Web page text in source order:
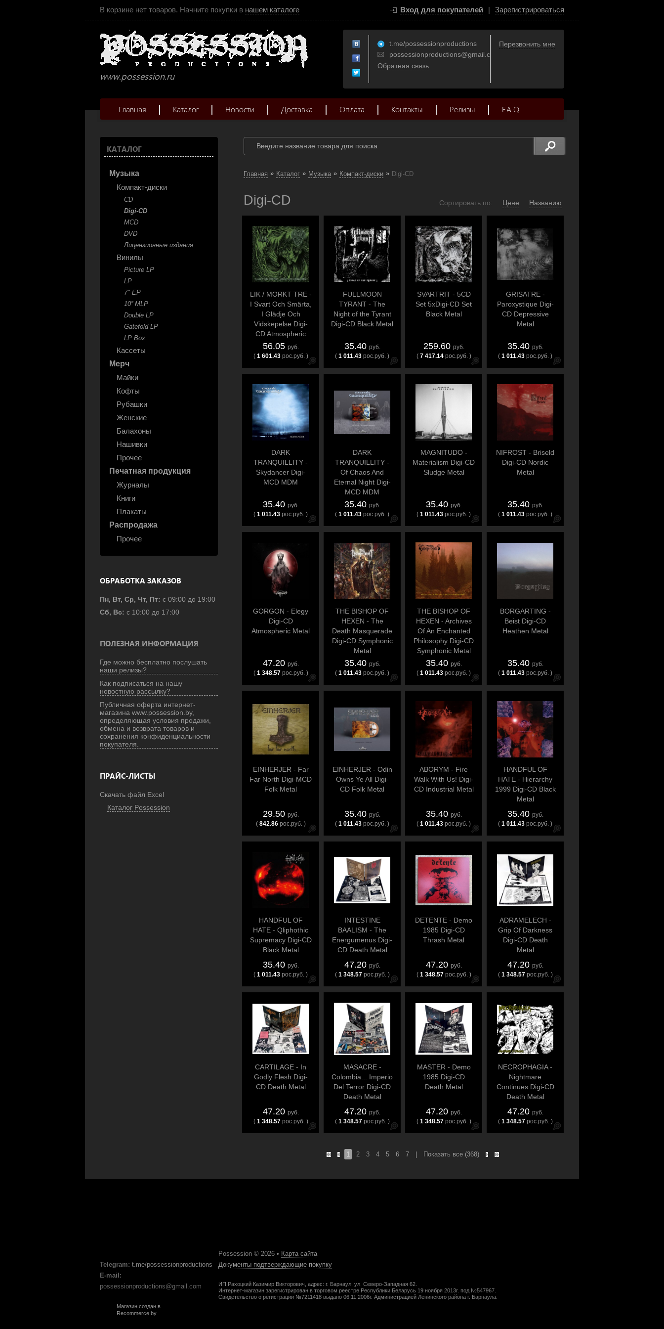
В корзине нет товаров. Начните покупки в нашем каталоге Вход для покупателей | Зарегистрироваться
www.possession.ru
t.me/possessionproductions
possessionproductions@gmail.com
Обратная связь
Перезвонить мне
Главная Каталог Новости Доставка Оплата Контакты Релизы F.A.Q.
КАТАЛОГ
Музыка
Компакт-диски
CD
Digi-CD
MCD
DVD
Лицензионные издания
Винилы
Picture LP
LP
7" EP
10'' MLP
Double LP
Gatefold LP
LP Box
Кассеты
Мерч
Майки
Кофты
Рубашки
Женские
Балахоны
Нашивки
Прочее
Печатная продукция
Журналы
Книги
Плакаты
Распродажа
Прочее
ОБРАБОТКА ЗАКАЗОВ
Пн, Вт, Ср, Чт, Пт: с 09:00 до 19:00
Сб, Вс: с 10:00 до 17:00
ПОЛЕЗНАЯ ИНФОРМАЦИЯ
Где можно бесплатно послушать
наши релизы?
Как подписаться на нашу
новостную рассылку?
Публичная оферта интернет-
магазина www.possession.by,
определяющая условия продажи,
обмена и возврата товаров и
сохранения конфиденциальности
покупателя.
ПРАЙС-ЛИСТЫ
Скачать файл Excel
Каталог Possession
Главная » Каталог » Музыка » Компакт-диски » Digi-CD
Digi-CD Названию
Цене
Сортировать по:
LIK / MORKT TRE -
I Svart Och Smärta,
I Glädje Och
Vidskepelse Digi-
CD Atmospheric
Metal
56.05 руб.
( 1 601.43 рос.руб. )
FULLMOON
TYRANT - The
Night of the Tyrant
Digi-CD Black Metal
35.40 руб.
( 1 011.43 рос.руб. )
SVARTRIT - 5CD
Set 5xDigi-CD Set
Black Metal
259.60 руб.
( 7 417.14 рос.руб. )
GRISATRE -
Paroxystique Digi-
CD Depressive
Metal
35.40 руб.
( 1 011.43 рос.руб. )
DARK
TRANQUILLITY -
Skydancer Digi-
MCD MDM
35.40 руб.
( 1 011.43 рос.руб. )
DARK
TRANQUILLITY -
Of Chaos And
Eternal Night Digi-
MCD MDM
35.40 руб.
( 1 011.43 рос.руб. )
MAGNITUDO -
Materialism Digi-CD
Sludge Metal
35.40 руб.
( 1 011.43 рос.руб. )
NIFROST - Briseld
Digi-CD Nordic
Metal
35.40 руб.
( 1 011.43 рос.руб. )
GORGON - Elegy
Digi-CD
Atmospheric Metal
47.20 руб.
( 1 348.57 рос.руб. )
THE BISHOP OF
HEXEN - The
Death Masquerade
Digi-CD Symphonic
Metal
35.40 руб.
( 1 011.43 рос.руб. )
THE BISHOP OF
HEXEN - Archives
Of An Enchanted
Philosophy Digi-CD
Symphonic Metal
35.40 руб.
( 1 011.43 рос.руб. )
BORGARTING -
Beist Digi-CD
Heathen Metal
35.40 руб.
( 1 011.43 рос.руб. )
EINHERJER - Far
Far North Digi-MCD
Folk Metal
29.50 руб.
( 842.86 рос.руб. )
EINHERJER - Odin
Owns Ye All Digi-
CD Folk Metal
35.40 руб.
( 1 011.43 рос.руб. )
ABORYM - Fire
Walk With Us! Digi-
CD Industrial Metal
35.40 руб.
( 1 011.43 рос.руб. )
HANDFUL OF
HATE - Hierarchy
1999 Digi-CD Black
Metal
35.40 руб.
( 1 011.43 рос.руб. )
HANDFUL OF
HATE - Qliphothic
Supremacy Digi-CD
Black Metal
35.40 руб.
( 1 011.43 рос.руб. )
INTESTINE
BAALISM - The
Energumenus Digi-
CD Death Metal
47.20 руб.
( 1 348.57 рос.руб. )
DETENTE - Demo
1985 Digi-CD
Thrash Metal
47.20 руб.
( 1 348.57 рос.руб. )
ADRAMELECH -
Grip Of Darkness
Digi-CD Death
Metal
47.20 руб.
( 1 348.57 рос.руб. )
CARTILAGE - In
Godly Flesh Digi-
CD Death Metal
47.20 руб.
( 1 348.57 рос.руб. )
MASACRE -
Colombia... Imperio
Del Terror Digi-CD
Death Metal
47.20 руб.
( 1 348.57 рос.руб. )
MASTER - Demo
1985 Digi-CD
Death Metal
47.20 руб.
( 1 348.57 рос.руб. )
NECROPHAGIA -
Nightmare
Continues Digi-CD
Death Metal
47.20 руб.
( 1 348.57 рос.руб. )
1 2 3 4 5 6 7 Показать все (368)
Telegram: t.me/possessionproductions
E-mail:
possessionproductions@gmail.com
Магазин создан в
Recommerce.by
Possession © 2026 • Карта сайта
Документы подтверждающие покупку
ИП Рахоцкий Казимир Викторович, адрес: г. Барнаул, ул. Северо-Западная 62.
Интернет-магазин зарегистрирован в торговом реестре Республики Беларусь 19 ноября 2013г. под №547967.
Свидетельство о регистрации №7211418 выдано 06.11.2006г. Администрацией Ленинского района г. Барнаула.